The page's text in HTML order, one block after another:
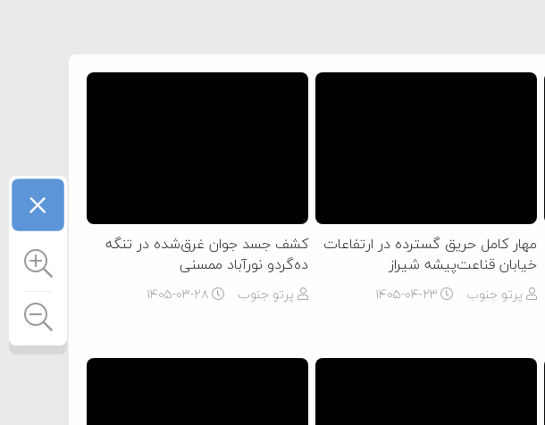
مهار کامل حریق گسترده در ارتفاعات
خیابان قناعت‌پیشه شیراز
پرتو جنوب ۱۴۰۵-۰۴-۲۳
کشف جسد جوان غرق‌شده در تنگه
ده‌گردو نورآباد ممسنی
پرتو جنوب ۱۴۰۵-۰۳-۲۸
×